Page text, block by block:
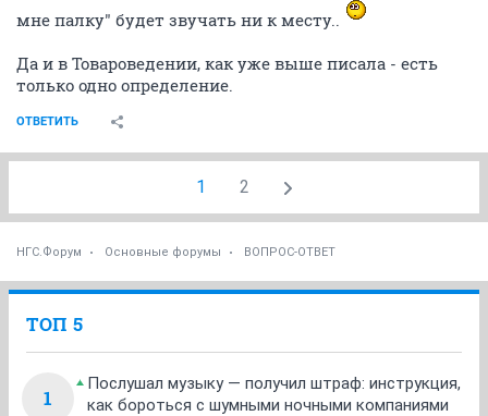
мне палку" будет звучать ни к месту..
Да и в Товароведении, как уже выше писала - есть
только одно определение.
ОТВЕТИТЬ
1 2
НГС.Форум Основные форумы ВОПРОС-ОТВЕТ
ТОП 5
1
Послушал музыку — получил штраф: инструкция,
как бороться с шумными ночными компаниями